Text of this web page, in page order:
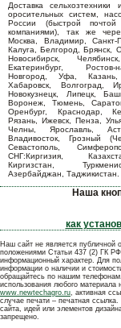
Доставка сельхозтехники
оросительных систем,
России (быстрой
компаниями), так же
Москва, Владимир, Санкт-
Калуга, Белгород, Брянск,
Новосибирск,
Екатеринбург,
Новгород, Уфа,
Хабаровск, Волгоград,
Новокузнецк, Липецк,
Воронеж, Тюмень,
Оренбург, Краснодар,
Рязань, Ижевск, Пенза,
Челны, Ярославль,
Владивосток, Грозный
Севастополь,
СНГ:Киргизия,
Киргизстан,
Азербайджан, Таджикистан.
Наша
как
Наш сайт не является публичной
положениями Статьи 437 (2) ГК
информационный характер. Для
информации о наличии и
обращайтесь по нашим
использования любого материала
www.newtechagro.ru, активная
случае печати – печатная ссылка.
сайта, идей или элементов
запрещено.